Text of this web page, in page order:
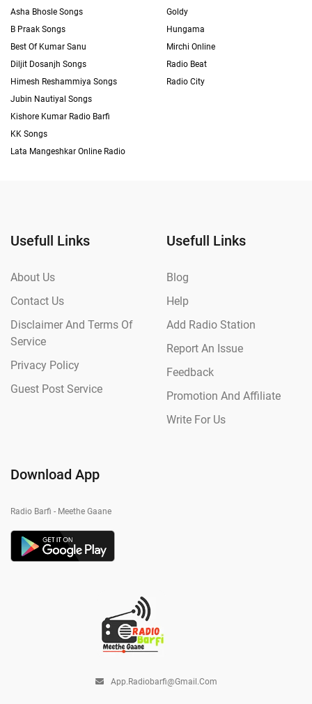
Asha Bhosle Songs
B Praak Songs
Best Of Kumar Sanu
Diljit Dosanjh Songs
Himesh Reshammiya Songs
Jubin Nautiyal Songs
Kishore Kumar Radio Barfi
KK Songs
Lata Mangeshkar Online Radio
Goldy
Hungama
Mirchi Online
Radio Beat
Radio City
Usefull Links
About Us
Contact Us
Disclaimer And Terms Of
Service
Privacy Policy
Guest Post Service
Usefull Links
Blog
Help
Add Radio Station
Report An Issue
Feedback
Promotion And Affiliate
Write For Us
Download App
Radio Barfi - Meethe Gaane
App.radiobarfi@gmail.com